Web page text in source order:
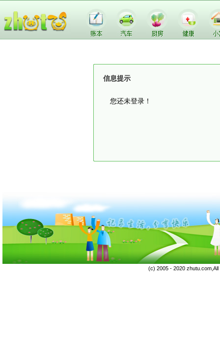
信息提示
您还未登录！
(c) 2005 - 2020